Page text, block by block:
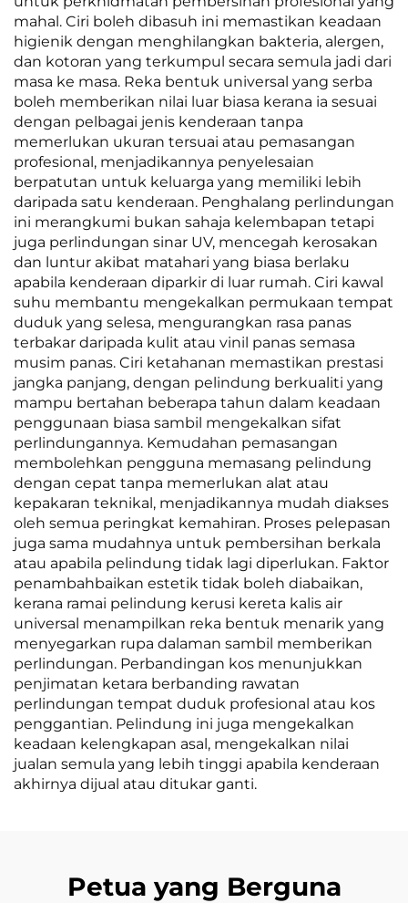
mahal. Ciri boleh dibasuh ini memastikan keadaan
higienik dengan menghilangkan bakteria, alergen,
dan kotoran yang terkumpul secara semula jadi dari
masa ke masa. Reka bentuk universal yang serba
boleh memberikan nilai luar biasa kerana ia sesuai
dengan pelbagai jenis kenderaan tanpa
memerlukan ukuran tersuai atau pemasangan
profesional, menjadikannya penyelesaian
berpatutan untuk keluarga yang memiliki lebih
daripada satu kenderaan. Penghalang perlindungan
ini merangkumi bukan sahaja kelembapan tetapi
juga perlindungan sinar UV, mencegah kerosakan
dan luntur akibat matahari yang biasa berlaku
apabila kenderaan diparkir di luar rumah. Ciri kawal
suhu membantu mengekalkan permukaan tempat
duduk yang selesa, mengurangkan rasa panas
terbakar daripada kulit atau vinil panas semasa
musim panas. Ciri ketahanan memastikan prestasi
jangka panjang, dengan pelindung berkualiti yang
mampu bertahan beberapa tahun dalam keadaan
penggunaan biasa sambil mengekalkan sifat
perlindungannya. Kemudahan pemasangan
membolehkan pengguna memasang pelindung
dengan cepat tanpa memerlukan alat atau
kepakaran teknikal, menjadikannya mudah diakses
oleh semua peringkat kemahiran. Proses pelepasan
juga sama mudahnya untuk pembersihan berkala
atau apabila pelindung tidak lagi diperlukan. Faktor
penambahbaikan estetik tidak boleh diabaikan,
kerana ramai pelindung kerusi kereta kalis air
universal menampilkan reka bentuk menarik yang
menyegarkan rupa dalaman sambil memberikan
perlindungan. Perbandingan kos menunjukkan
penjimatan ketara berbanding rawatan
perlindungan tempat duduk profesional atau kos
penggantian. Pelindung ini juga mengekalkan
keadaan kelengkapan asal, mengekalkan nilai
jualan semula yang lebih tinggi apabila kenderaan
akhirnya dijual atau ditukar ganti.
Petua yang Berguna